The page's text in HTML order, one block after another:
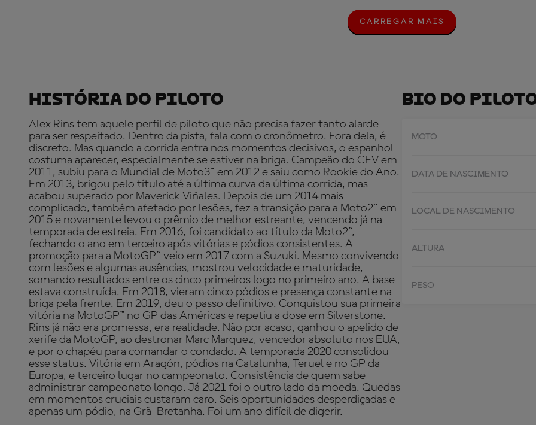
C
A
R
M
CARREGAR MAIS
Bio Do
MOTO
DATA DE NASCIMENTO
LOCAL DE NASCIMENTO
ALTURA
PESO
História Do Piloto
Alex Rins tem aquele perfil de piloto que não precisa fazer tanto alarde
para ser respeitado. Dentro da pista, fala com o cronômetro. Fora dela, é
discreto. Mas quando a corrida entra nos momentos decisivos, o espanhol
costuma aparecer, especialmente se estiver na briga. Campeão do CEV em
2011, subiu para o Mundial de Moto3™ em 2012 e saiu como Rookie do Ano.
Em 2013, brigou pelo título até a última curva da última corrida, mas
acabou superado por Maverick Viñales. Depois de um 2014 mais
complicado, também afetado por lesões, fez a transição para a Moto2™ em
2015 e novamente levou o prêmio de melhor estreante, vencendo já na
temporada de estreia. Em 2016, foi candidato ao título da Moto2™,
fechando o ano em terceiro após vitórias e pódios consistentes. A
promoção para a MotoGP™ veio em 2017 com a Suzuki. Mesmo convivendo
com lesões e algumas ausências, mostrou velocidade e maturidade,
somando resultados entre os cinco primeiros logo no primeiro ano. A base
estava construída. Em 2018, vieram cinco pódios e presença constante na
briga pela frente. Em 2019, deu o passo definitivo. Conquistou sua primeira
vitória na MotoGP™ no GP das Américas e repetiu a dose em Silverstone.
Rins já não era promessa, era realidade. Não por acaso, ganhou o apelido de
xerife da MotoGP, ao destronar Marc Marquez, vencedor absoluto nos EUA,
e por o chapéu para comandar o condado. A temporada 2020 consolidou
esse status. Vitória em Aragón, pódios na Catalunha, Teruel e no GP da
Europa, e terceiro lugar no campeonato. Consistência de quem sabe
administrar campeonato longo. Já 2021 foi o outro lado da moeda. Quedas
em momentos cruciais custaram caro. Seis oportunidades desperdiçadas e
apenas um pódio, na Grã-Bretanha. Foi um ano difícil de digerir.